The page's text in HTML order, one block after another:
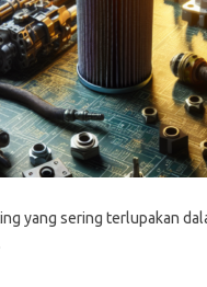
yang sering terlupakan